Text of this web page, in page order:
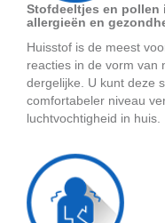
Stofdeeltjes en
allergieën en
Huisstof is de meest
reacties in de vorm van
dergelijke. U kunt deze
comfortabeler niveau
luchtvochtigheid in huis.